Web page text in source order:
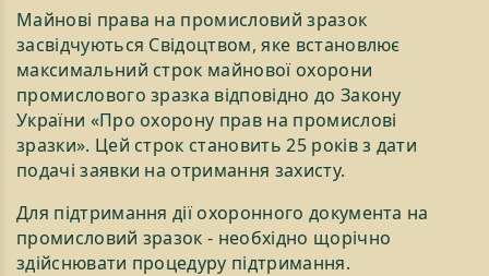
Майнові права на промисловий зразок
засвідчуються Свідоцтвом, яке встановлює
максимальний строк майнової охорони
промислового зразка відповідно до Закону
України «Про охорону прав на промислові
зразки». Цей строк становить 25 років з дати
подачі заявки на отримання захисту.
Для підтримання дії охоронного документа на
промисловий зразок - необхідно щорічно
здійснювати процедуру підтримання.